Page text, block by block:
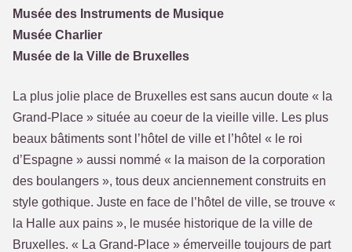
Musée des Instruments de Musique
Musée Charlier
Musée de la Ville de Bruxelles
La plus jolie place de Bruxelles est sans aucun doute « la
Grand-Place » située au coeur de la vieille ville. Les plus
beaux bâtiments sont l’hôtel de ville et l’hôtel « le roi
d’Espagne » aussi nommé « la maison de la corporation
des boulangers », tous deux anciennement construits en
style gothique. Juste en face de l’hôtel de ville, se trouve «
la Halle aux pains », le musée historique de la ville de
Bruxelles. « La Grand-Place » émerveille toujours de part